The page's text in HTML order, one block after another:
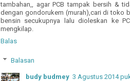
tambahan,, agar PCB tampak bersih &
dengan gondorukem (murah),cari di toko
bensin secukupnya lalu dioleskan ke
mengkilap.
Balas
Balasan
budy budmey 3 Agustus 2014